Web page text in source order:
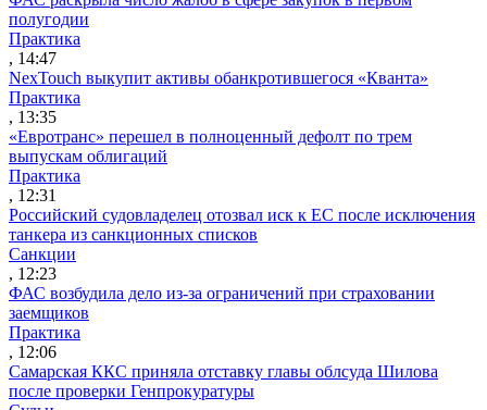
полугодии
Практика
, 14:47
NexTouch выкупит активы обанкротившегося «Кванта»
Практика
, 13:35
«Евротранс» перешел в полноценный дефолт по трем
выпускам облигаций
Практика
, 12:31
Российский судовладелец отозвал иск к ЕС после исключения
танкера из санкционных списков
Санкции
, 12:23
ФАС возбудила дело из-за ограничений при страховании
заемщиков
Практика
, 12:06
Самарская ККС приняла отставку главы облсуда Шилова
после проверки Генпрокуратуры